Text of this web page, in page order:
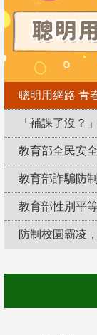
聰明用網路 青
「補課了沒？
教育部全民安
教育部詐騙防
教育部性別平
防制校園霸凌